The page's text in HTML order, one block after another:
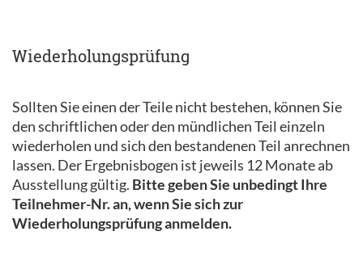
Wiederholungsprüfung
Sollten Sie einen der Teile nicht bestehen, können Sie
den schriftlichen oder den mündlichen Teil einzeln
wiederholen und sich den bestandenen Teil anrechnen
lassen. Der Ergebnisbogen ist jeweils 12 Monate ab
Ausstellung gültig. Bitte geben Sie unbedingt Ihre
Teilnehmer-Nr. an, wenn Sie sich zur
Wiederholungsprüfung anmelden.